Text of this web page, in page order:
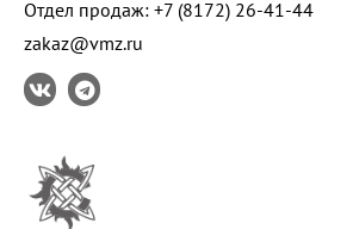
Отдел продаж: +7 (8172) 26-41-44
zakaz@vmz.ru